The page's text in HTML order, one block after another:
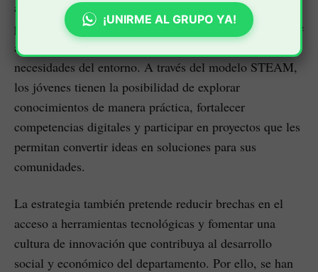
apuesta educativa busca generar nuevas oportunidades
para los estudiantes caucanos, promoviendo procesos de
aprendizaje más dinámicos y conectados con las
necesidades del entorno. A través del modelo STEAM,
los jóvenes tienen la posibilidad de explorar
conocimientos de manera práctica, fortalecer
competencias digitales y participar en proyectos que les
permitan convertir ideas en soluciones para sus
comunidades.
La estrategia también pretende reducir brechas en el
acceso a herramientas tecnológicas y fomentar una
cultura de innovación que contribuya al desarrollo
social y económico del departamento. Por ello, se han
¡UNIRME AL GRUPO YA!